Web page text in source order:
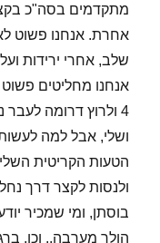
מתקדמים בסה"כ
שלב, אחרי ירידות
אנחנו מחליטים
4 ולרוץ דרומה
ושלי, אבל למה
הטעות הקריטית
ולנסות לקצר דרך
בוסתן, ומי שמכיר
הולך מערבה.. וכן,